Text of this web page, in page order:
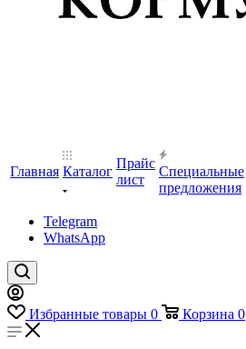
Главная Каталог
Прайс
лист
Специальные
предложения
Telegram
WhatsApp
Избранные товары 0 Корзина 0